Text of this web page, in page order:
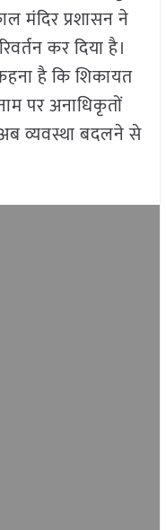
मंदिर प्रशासन ने
कर दिया है।
है कि शिकायत
पर अनाधिकृतों
व्यवस्था बदलने से